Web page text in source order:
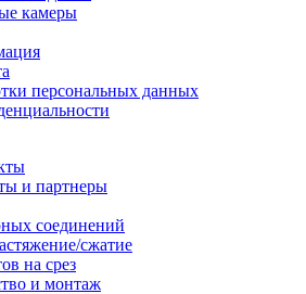
камеры
персональных данных
и партнеры
соединений
сжатие
на срез
и монтаж